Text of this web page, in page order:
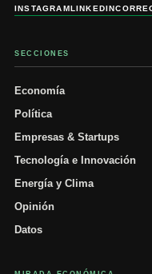
INSTAGRAMLINKEDIN
SECCIONES
Economía
Política
Empresas & Startups
Tecnología e Innovación
Energía y Clima
Opinión
Datos